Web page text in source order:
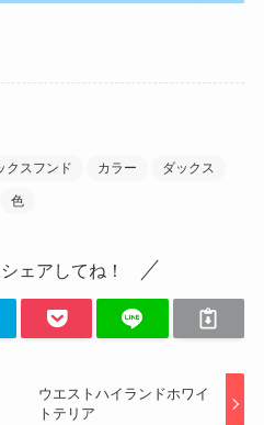
クスフンド カラー ダックス
色
ェアしてね！
ウエストハイランドホワイ
トテリア